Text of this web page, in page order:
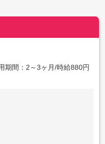
期間：2～3ヶ月/時給880円